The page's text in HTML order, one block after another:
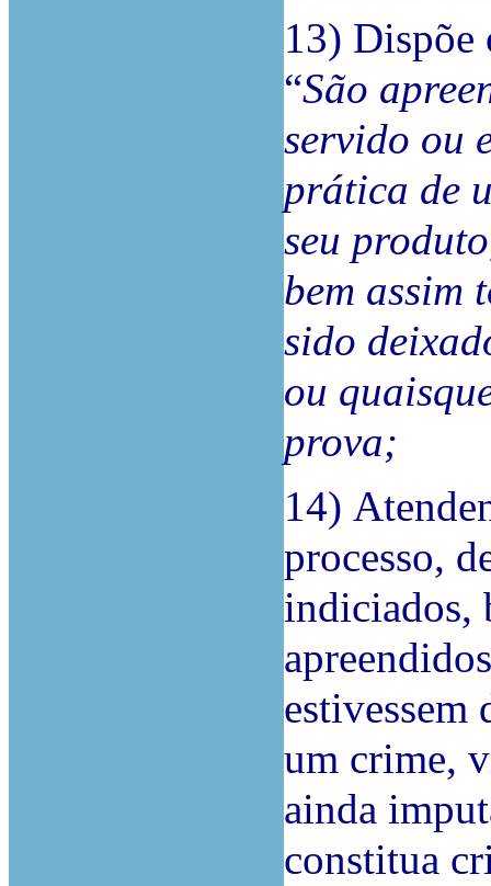
13) Dispõe
“São
servido ou
prática de
seu
bem assim
sido
ou
prova;
14)
processo,
indiciados,
estivessem
um crime,
ainda
constitua